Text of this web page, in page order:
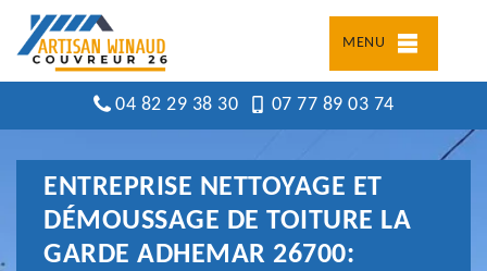
MENU
04 82 29 38 30 07 77 89 03 74
ENTREPRISE NETTOYAGE ET
DÉMOUSSAGE DE TOITURE LA
GARDE ADHEMAR 26700: